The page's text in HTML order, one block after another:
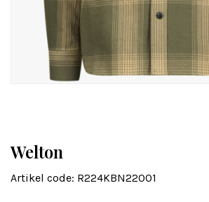
Welton
Artikel code: R224KBN22001